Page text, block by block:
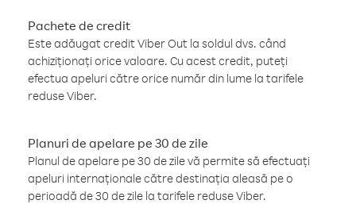
Pachete de credit
Este adăugat credit Viber Out la soldul dvs. când
achiziționați orice valoare. Cu acest credit, puteți
efectua apeluri către orice număr din lume la tarifele
reduse Viber.
Planuri de apelare pe 30 de zile
Planul de apelare pe 30 de zile vă permite să efectuați
apeluri internaționale către destinația aleasă pe o
perioadă de 30 de zile la tarifele reduse Viber.